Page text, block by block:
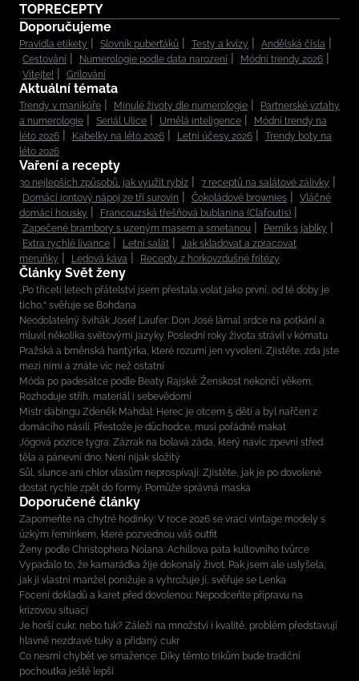
TOPRECEPTY
Doporučujeme
Pravidla etikety Slovník puberťáků Testy a kvízy
Andělská čísla
Cestování
Numerologie podle data narození
Módní trendy 2026
Vítejte!
Grilování
Aktuální témata
Trendy v manikúře Minulé životy dle numerologie
Partnerské vztahy
a numerologie
Seriál Ulice Umělá inteligence
Módní trendy na
léto 2026
Kabelky na léto 2026 Letní účesy 2026
Trendy boty na
léto 2026
Vaření a recepty
30 nejlepších způsobů, jak využít rybíz
7 receptů na salátové zálivky
Domácí iontový nápoj ze tří surovin
Čokoládové brownies
Vláčné
domácí housky
Francouzská třešňová bublanina (Clafoutis)
Zapečené brambory s uzeným masem a smetanou
Perník s jablky
Extra rychlé lívance
Letní salát
Jak skladovat a zpracovat
meruňky
Ledová káva Recepty z horkovzdušné fritézy
Články Svět ženy
„Po třiceti letech přátelství jsem přestala volat jako první, od té doby je
ticho,“ svěřuje se Bohdana
Neodolatelný švihák Josef Laufer: Don José lámal srdce na potkání a
mluvil několika světovými jazyky. Poslední roky života strávil v kómatu
Pražská a brněnská hantýrka, které rozumí jen vyvolení. Zjistěte, zda jste
mezi nimi a znáte víc než ostatní
Móda po padesátce podle Beaty Rajské: Ženskost nekončí věkem.
Rozhoduje střih, materiál i sebevědomí
Mistr dabingu Zdeněk Mahdal: Herec je otcem 5 dětí a byl nařčen z
domácího násilí. Přestože je důchodce, musí pořádně makat
Jógová pozice tygra: Zázrak na bolavá záda, který navíc zpevní střed
těla a pánevní dno. Není nijak složitý
Sůl, slunce ani chlor vlasům neprospívají: Zjistěte, jak je po dovolené
dostat rychle zpět do formy. Pomůže správná maska
Doporučené články
Zapomeňte na chytré hodinky: V roce 2026 se vrací vintage modely s
úzkým řemínkem, které pozvednou váš outfit
Ženy podle Christophera Nolana: Achillova pata kultovního tvůrce
Vypadalo to, že kamarádka žije dokonalý život. Pak jsem ale uslyšela,
jak ji vlastní manžel ponižuje a vyhrožuje jí, svěřuje se Lenka
Focení dokladů a karet před dovolenou: Nepodceňte přípravu na
krizovou situaci
Je horší cukr, nebo tuk? Záleží na množství i kvalitě, problém představují
hlavně nezdravé tuky a přidaný cukr
Co nesmí chybět ve smažence: Díky těmto trikům bude tradiční
pochoutka ještě lepší